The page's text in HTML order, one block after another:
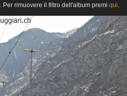
. Per rimuovere il filtro dell'album premi qui.